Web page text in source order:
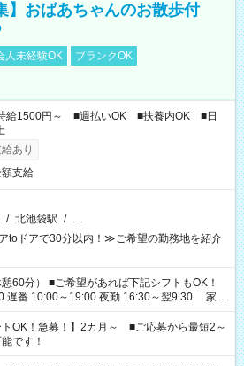
】おばあちゃんのお散歩付
人未経験OK
ブランクOK
給1500円～ ■週払いOK ■扶養内OK ■日
あり
支給
/ 北池袋駅 / …
toドアで30分以内！≫ご希望の勤務地を紹介
下記シフトもOK！
番 10:00～19:00 夜勤 16:30～翌9:30 「家族
い」 「余裕を持って夕飯の準備がしたい」
したくない」 など、ご希望を教えてください
事の勤務時間。 合計で週40時間を超える場
トOK！急募！】2カ月～ ■ご応募から最短2～
です！